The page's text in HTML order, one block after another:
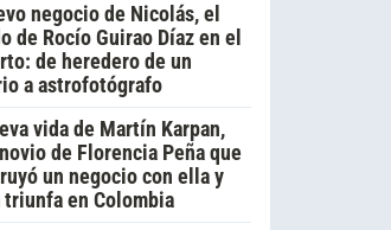
negocio de Nicolás, el
de Rocío Guirao Díaz en el
de heredero de un
a astrofotógrafo
vida de Martín Karpan,
de Florencia Peña que
un negocio con ella y
triunfa en Colombia